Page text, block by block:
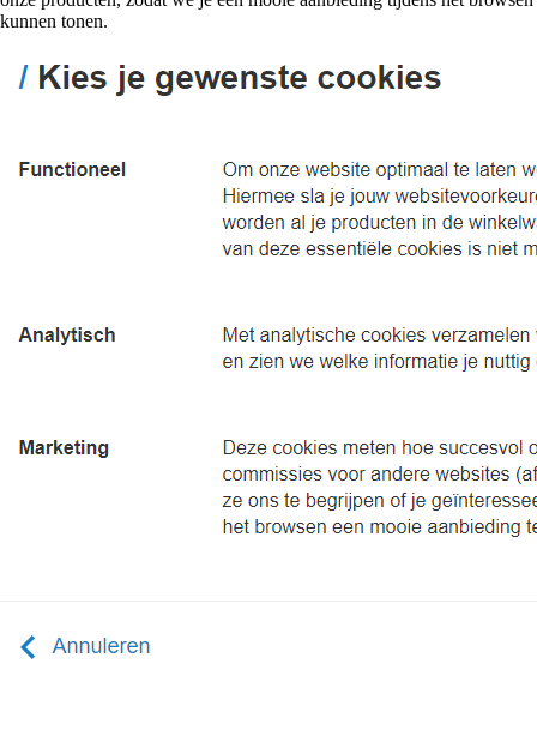
kunnen tonen.